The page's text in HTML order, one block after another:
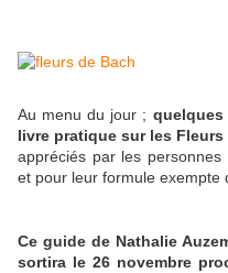
Au menu du jour ;
livre pratique sur les Fleurs
appréciés par les personnes
et pour leur formule exempte
Ce guide de Nathalie
sortira le 26 novembre